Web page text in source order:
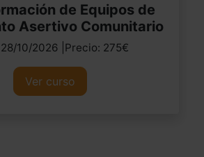
de Equipos de
Asertivo Comunitario
10/2026 |Precio: 275€
Ver curso